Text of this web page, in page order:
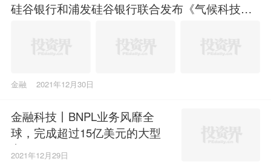
硅谷银行和浦发硅谷银行联合发布《气候科技的
金融 2021年12月30日
金融科技丨BNPL业务风靡全
球，完成超过15亿美元的大型
交易
2021年12月29日